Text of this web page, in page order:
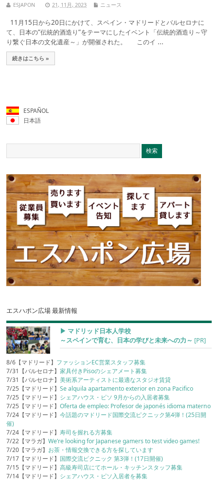
ESJAPON 21, 11月, 2023 ニュース
11月15日から20日にかけて、スペイン・マドリードとバルセロナに
て、日本の”伝統的酒造り”をテーマにしたイベント「伝統的酒造り～守
り繋ぐ日本の文化遺産～」が開催された。 このイ ...
続きはこちら »
ESPAÑOL
日本語
エスハポン広場 最新情報
▶︎ マドリッド日本人学校
～スペインで育む、日本の学びと未来への力～ [PR]
8/6【マドリード】 ファッションEC営業スタッフ募集
7/31【バルセロナ】家具付きPisoのシェアメート募集
7/31【バルセロナ】美術系アーティストに最適なスタジオ賃貸
7/25【マドリード】Se alquila apartamento exterior en zona Pacifico
7/25【マドリード】 シェアハウス・ピソ 9月からの入居者募集
7/25【マドリード】Oferta de empleo: Profesor de japonés idioma materno
7/24【マドリード】今話題のマドリード国際交流ピクニック第4弾！(25日開
催)
7/24【マドリード】寿司を握れる方募集
7/22【マラガ】We’re looking for Japanese gamers to test video games!
7/20【マラガ】 お茶・情報交換できる方を探しています
7/17【マドリード】 国際交流ピクニック 第3弾！(17日開催)
7/15【マドリード】高級寿司店にてホール・キッチンスタッフ募集
7/14【マドリード】 シェアハウス・ピソ入居者を募集